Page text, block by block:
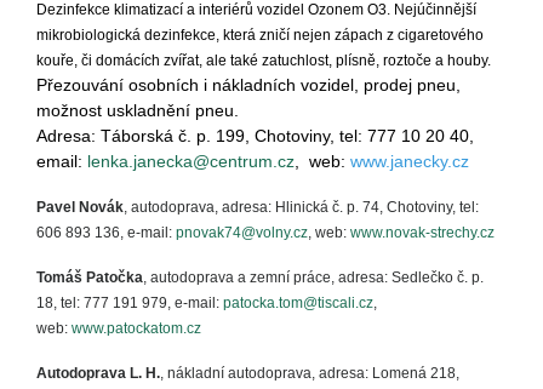
Dezinfekce klimatizací a interiérů vozidel Ozonem O3. Nejúčinnější
mikrobiologická dezinfekce, která zničí nejen zápach z cigaretového
kouře, či domácích zvířat, ale také zatuchlost, plísně, roztoče a houby.
Přezouvání osobních i nákladních vozidel, prodej pneu,
možnost uskladnění pneu.
Adresa: Táborská č. p. 199, Chotoviny, tel: 777 10 20 40,
email: lenka.janecka@centrum.cz, web: www.janecky.cz
Pavel Novák, autodoprava, adresa: Hlinická č. p. 74, Chotoviny, tel:
606 893 136, e-mail: pnovak74@volny.cz, web: www.novak-strechy.cz
Tomáš Patočka, autodoprava a zemní práce, adresa: Sedlečko č. p.
18, tel: 777 191 979, e-mail: patocka.tom@tiscali.cz,
web: www.patockatom.cz
Autodoprava L. H., nákladní autodoprava, adresa: Lomená 218,